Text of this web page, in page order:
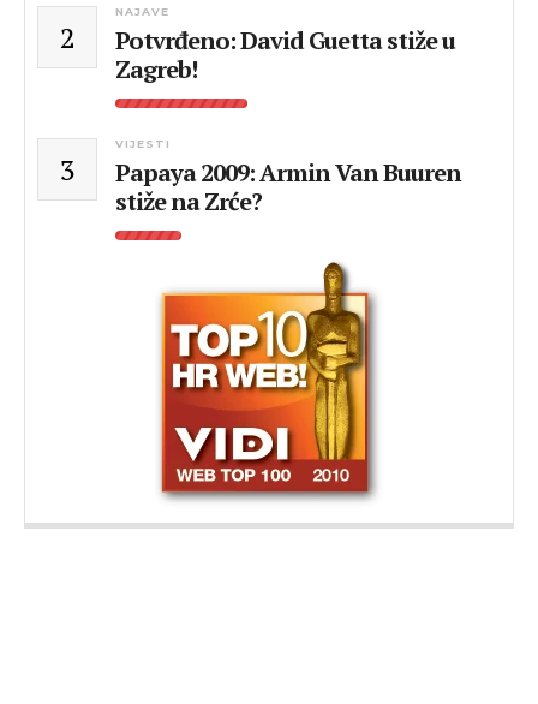
2
NAJAVE
Potvrđeno: David Guetta stiže u
Zagreb!
3
VIJESTI
Papaya 2009: Armin Van Buuren
stiže na Zrće?